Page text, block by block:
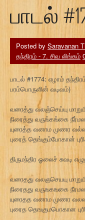
பாடல்
Posted by Saravanan
தந்திரம் - 7. சிவ லிங்கம்
பாடல் #1774: ஏழாம்
பரம்பொருளின் வடிவம்)
வரைத்து வலஞ்செய்யு
நிரைத்து வருங்கங்கை நீர்மல
யுரைத்த வனாம முணர
புரைத் தெங்கும்போகான்
திருமந்திர ஓலைச் சுவடி
வரைதது வலஞசெயயு
நிரைதது வருஙகஙகை
யுரைதத வனாம முணர
புரைத தெஙகுமபொகான